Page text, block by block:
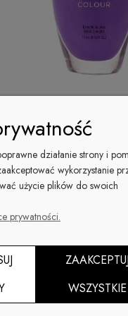
Lakier do paznokci
MESMERIZED
zł -14%
cena:
działanie strony i
wykorzystanie
użycie plików do swoich
prywatności.
ZAAKCEPTUJ
WSZYSTKIE